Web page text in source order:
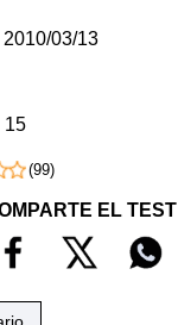
2010/03/13
15
(99)
EL TEST